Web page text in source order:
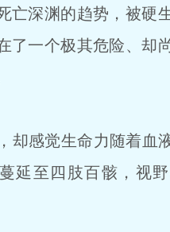
亡深渊的趋势，被硬
了一个极其危险、却
却感觉生命力随着血
延至四肢百骸，视